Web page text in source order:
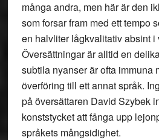
många andra, men här är den
som forsar fram med ett tempo
en halvliter lågkvalitativ absint i
Översättningar är alltid en
subtila nyanser är ofta immuna
överföring till ett annat språk.
på översättaren David Szybek
konststycket att fånga upp
språkets mångsidighet.